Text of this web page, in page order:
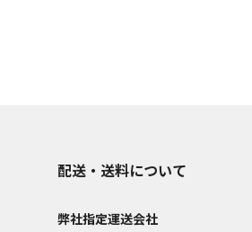
配送・送料について
弊社指定運送会社